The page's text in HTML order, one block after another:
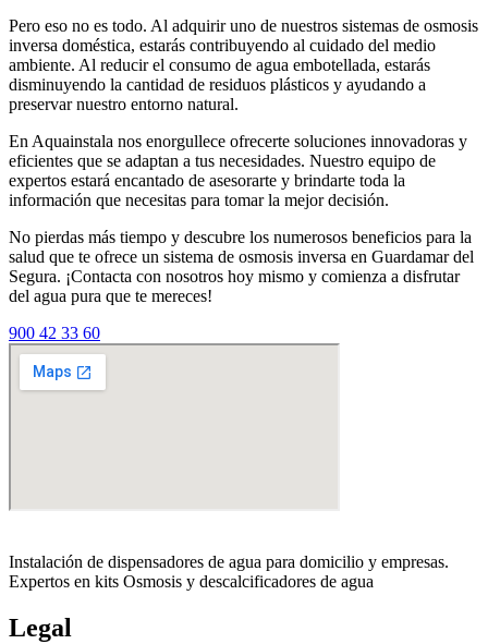
Pero eso no es todo. Al adquirir uno de nuestros sistemas de osmosis
inversa doméstica, estarás contribuyendo al cuidado del medio
ambiente. Al reducir el consumo de agua embotellada, estarás
disminuyendo la cantidad de residuos plásticos y ayudando a
preservar nuestro entorno natural.
En Aquainstala nos enorgullece ofrecerte soluciones innovadoras y
eficientes que se adaptan a tus necesidades. Nuestro equipo de
expertos estará encantado de asesorarte y brindarte toda la
información que necesitas para tomar la mejor decisión.
No pierdas más tiempo y descubre los numerosos beneficios para la
salud que te ofrece un sistema de osmosis inversa en Guardamar del
Segura. ¡Contacta con nosotros hoy mismo y comienza a disfrutar
del agua pura que te mereces!
900 42 33 60
Instalación de dispensadores de agua para domicilio y empresas.
Expertos en kits Osmosis y descalcificadores de agua
Legal